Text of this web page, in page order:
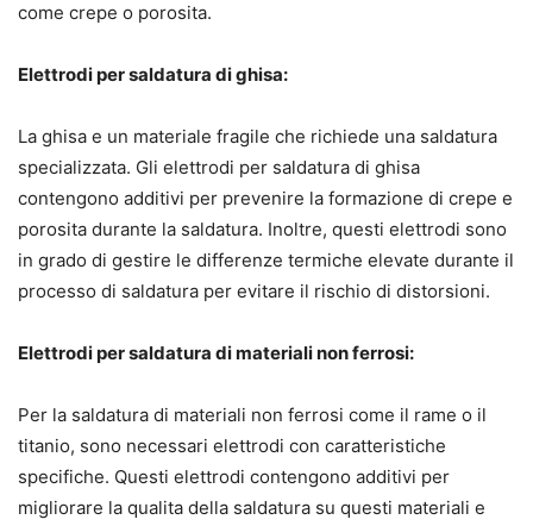
come crepe o porosita.
Elettrodi per saldatura di ghisa:
La ghisa e un materiale fragile che richiede una saldatura
specializzata. Gli elettrodi per saldatura di ghisa
contengono additivi per prevenire la formazione di crepe e
porosita durante la saldatura. Inoltre, questi elettrodi sono
in grado di gestire le differenze termiche elevate durante il
processo di saldatura per evitare il rischio di distorsioni.
Elettrodi per saldatura di materiali non ferrosi:
Per la saldatura di materiali non ferrosi come il rame o il
titanio, sono necessari elettrodi con caratteristiche
specifiche. Questi elettrodi contengono additivi per
migliorare la qualita della saldatura su questi materiali e